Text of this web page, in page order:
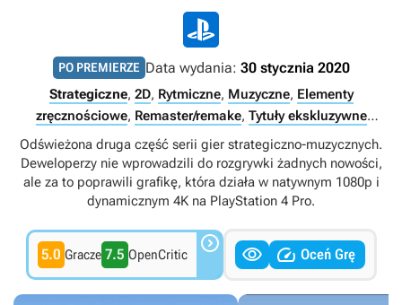
PO PREMIERZE Data wydania: 30 stycznia 2020
Strategiczne, 2D, Rytmiczne, Muzyczne, Elementy
zręcznościowe, Remaster/remake, Tytuły ekskluzywne
PlayStation
PS Plus Premium , PS Plus Extra Singleplayer
Odświeżona druga część serii gier strategiczno-muzycznych.
Deweloperzy nie wprowadzili do rozgrywki żadnych nowości,
ale za to poprawili grafikę, która działa w natywnym 1080p i
dynamicznym 4K na PlayStation 4 Pro.
5.0 Gracze 7.5 OpenCritic    Oceń Grę